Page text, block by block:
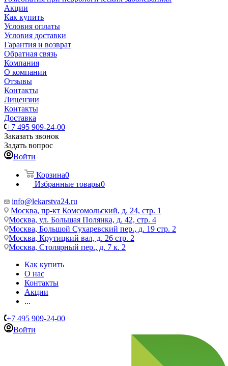
Акции
Как купить
Условия оплаты
Условия доставки
Гарантия и возврат
Обратная связь
Компания
О компании
Отзывы
Контакты
Лицензии
Контакты
Доставка
+7 495 909-24-00
Заказать звонок
Задать вопрос
Войти
Корзина0
Избранные товары0
info@lekarstva24.ru
Москва, пр-кт Комсомольский, д. 24, стр. 1
Москва, ул. Большая Полянка, д. 42, стр. 4
Москва, Большой Сухаревский пер., д. 19 стр. 2
Москва, Крутицкий вал, д. 26 стр. 2
Москва, Столярный пер., д. 7 к. 2
Как купить
О нас
Контакты
Акции
...
+7 495 909-24-00
Войти